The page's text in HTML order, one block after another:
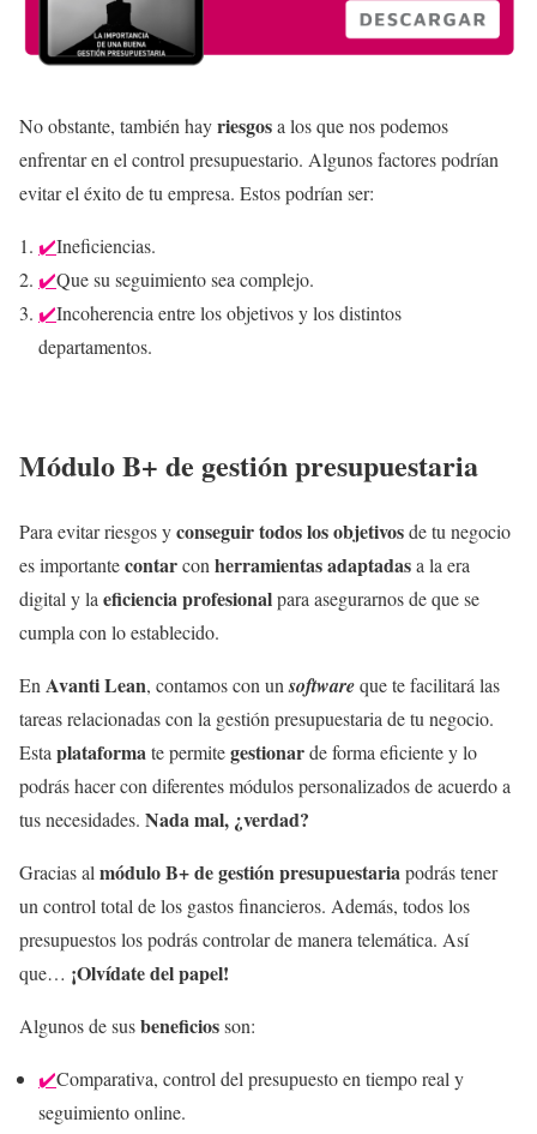
No obstante, también hayriesgosa los que nos podemos
enfrentar en el control presupuestario. Algunos factores podrían
evitar el éxito de tu empresa. Estos podrían ser:
✔️Ineficiencias.
✔️Que su seguimiento sea complejo.
✔️Incoherencia entre los objetivos y los distintos
departamentos.
Módulo B+ de gestión presupuestaria
Para evitar riesgos yconseguir todos los objetivosde tu negocio
es importantecontarcon herramientas adaptadasa la era
digital y la eficiencia profesionalpara asegurarnos de que se
cumpla con lo establecido.
En Avanti Lean, contamos con un softwareque te facilitará las
tareas relacionadas con la gestión presupuestaria de tu negocio.
Esta plataformate permitegestionarde forma eficiente y lo
podrás hacer con diferentes módulos personalizados de acuerdo a
tus necesidades. Nada mal, ¿verdad?
Gracias al módulo B+ de gestión presupuestariapodrás tener
un control total de los gastos financieros. Además, todos los
presupuestos los podrás controlar de manera telemática. Así
que… ¡Olvídate del papel!
Algunos de susbeneficiosson:
✔️Comparativa, control del presupuesto en tiempo real y
seguimiento online.